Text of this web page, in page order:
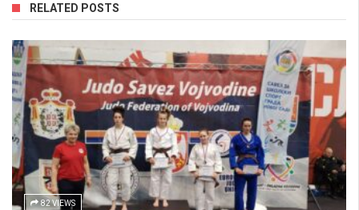
RELATED POSTS
82 VIEWS